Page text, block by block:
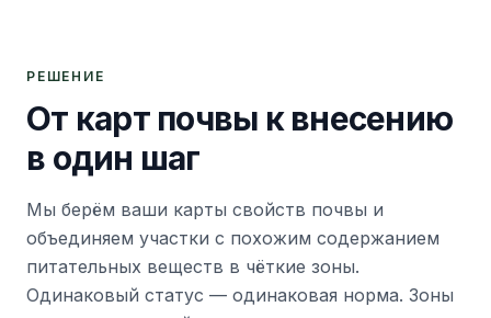
РЕШЕНИЕ
От карт почвы к внесению
в один шаг
Мы берём ваши карты свойств почвы и
объединяем участки с похожим содержанием
питательных веществ в чёткие зоны.
Одинаковый статус — одинаковая норма. Зоны